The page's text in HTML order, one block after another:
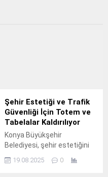
Şehir Estetiği ve Trafik
Güvenliği İçin Totem ve
Tabelalar Kaldırılıyor
Konya Büyükşehir
Belediyesi, şehir estetiğini
güvenliğini artırmak
19.08.2025 0